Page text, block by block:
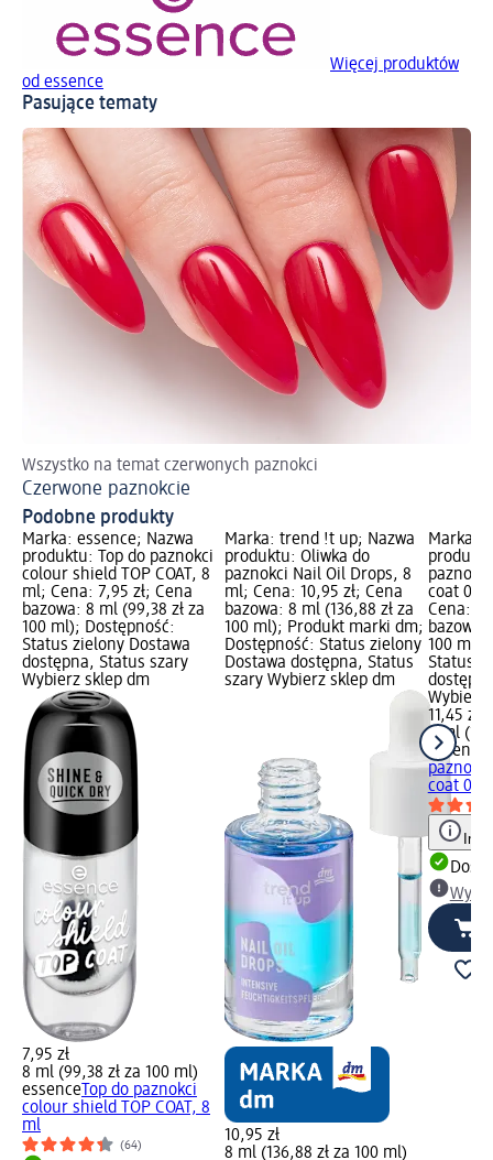
Więcej produktów
od essence
Pasujące tematy
Wszystko na temat czerwonych paznokci
Czerwone paznokcie
Podobne produkty
Marka: essence; Nazwa
produktu: Top do paznokci
colour shield TOP COAT, 8
ml; Cena: 7,95 zł; Cena
bazowa: 8 ml (99,38 zł za
100 ml); Dostępność:
Status zielony Dostawa
dostępna, Status szary
Wybierz sklep dm
7,95 zł
8 ml (99,38 zł za 100 ml)
essence Top do paznokci
colour shield TOP COAT, 8
ml
(64)
Marka: trend !t up; Nazwa
produktu: Oliwka do
paznokci Nail Oil Drops, 8
ml; Cena: 10,95 zł; Cena
bazowa: 8 ml (136,88 zł za
100 ml); Produkt marki dm;
Dostępność: Status zielony
Dostawa dostępna, Status
szary Wybierz sklep dm
10,95 zł
8 ml (136,88 zł za 100 ml)
Marka:
coat 01
Cena:
bazowa:
100 ml);
Status
Wybierz
11,45 zł
8 ml
essence
coat